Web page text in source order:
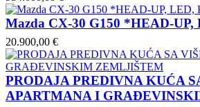
Mazda CX-30 G150 *HEAD-
20.900,00 €
PRODAJA PREDIVNA KUĆA
APARTMANA I